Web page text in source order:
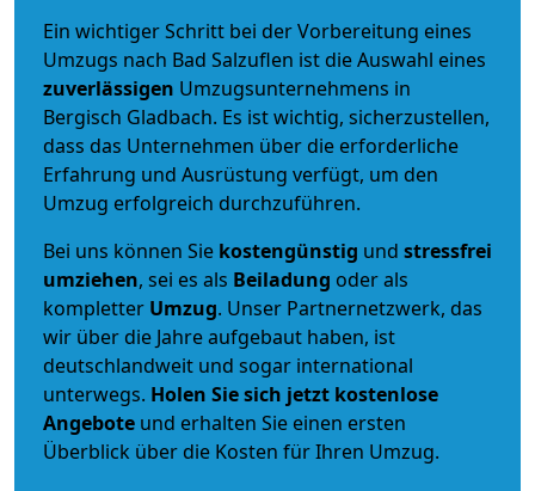
Ein wichtiger Schritt bei der Vorbereitung eines
Umzugs nach Bad Salzuflen ist die Auswahl eines
zuverlässigen Umzugsunternehmens in
Bergisch Gladbach. Es ist wichtig, sicherzustellen,
dass das Unternehmen über die erforderliche
Erfahrung und Ausrüstung verfügt, um den
Umzug erfolgreich durchzuführen.
Bei uns können Sie kostengünstig und stressfrei
umziehen, sei es als Beiladung oder als
kompletter Umzug. Unser Partnernetzwerk, das
wir über die Jahre aufgebaut haben, ist
deutschlandweit und sogar international
unterwegs. Holen Sie sich jetzt kostenlose
Angebote und erhalten Sie einen ersten
Überblick über die Kosten für Ihren Umzug.